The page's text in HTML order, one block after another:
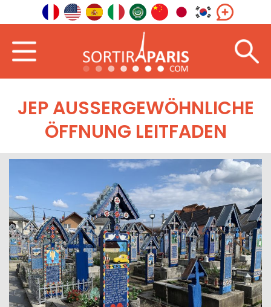
JEP AUSSERGEWÖHNLICHE Ö
FFNUNG LEITFADEN